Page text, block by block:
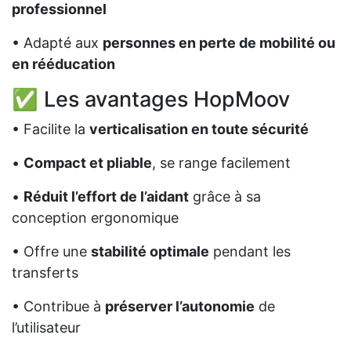
professionnel
• Adapté aux personnes en perte de mobilité ou
en rééducation
✅ Les avantages HopMoov
• Facilite la verticalisation en toute sécurité
• Compact et pliable, se range facilement
• Réduit l’effort de l’aidant grâce à sa
conception ergonomique
• Offre une stabilité optimale pendant les
transferts
• Contribue à préserver l’autonomie de
l’utilisateur